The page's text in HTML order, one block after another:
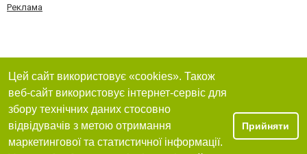
Реклама
Цей сайт використовує «cookies». Також
веб-сайт використовує інтернет-сервіс для
збору технічних даних стосовно
відвідувачів з метою отримання
маркетингової та статистичної інформації.
Прийняти